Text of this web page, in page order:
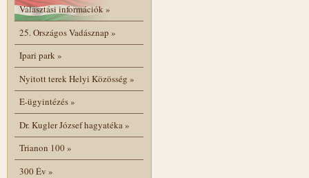
Választási információk»
25. Országos Vadásznap »
Ipari park»
Nyitott terek Helyi Közösség »
E-ügyintézés»
Dr. Kugler József hagyatéka»
Trianon 100»
300 Év »